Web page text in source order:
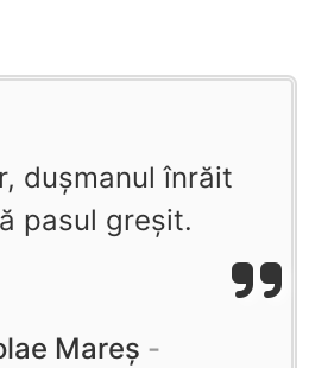
dușmanul înrăit
pasul greşit.
Mareș